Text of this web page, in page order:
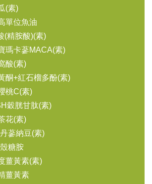
(素)
單位魚油
(精胺酸)(素)
瑪卡蔘MACA(素)
酸(素)
酮+紅石榴多酚(素)
桃C(素)
穀胱甘肽(素)
花(素)
蔘納豆(素)
糖胺
薑黃素(素)
薑黃素